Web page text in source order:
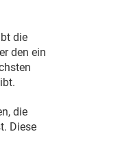
die
den ein
die
Diese